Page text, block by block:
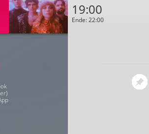
19:00
Ende: 22:00